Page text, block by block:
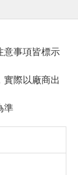
意事項皆標示
際以廠商出
準